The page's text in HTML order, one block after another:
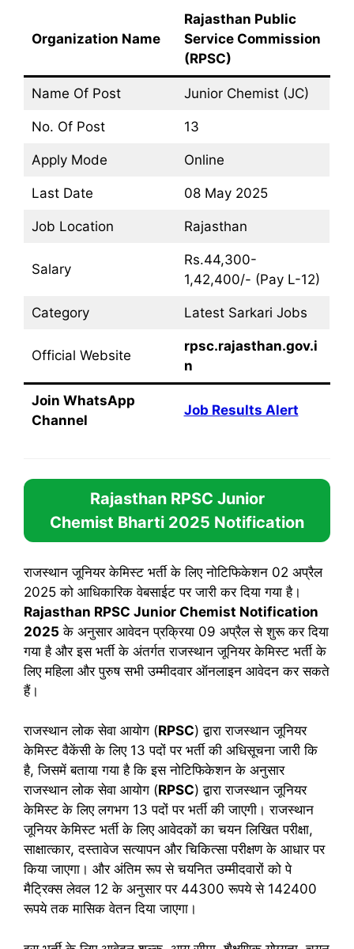
Organization Name
Rajasthan Public
Service Commission
(RPSC)
Name Of Post Junior Chemist (JC)
No. Of Post 13
Apply Mode Online
Last Date 08 May 2025
Job Location Rajasthan
Salary
Rs.44,300-
1,42,400/- (Pay L-12)
Category Latest Sarkari Jobs
Official Website
rpsc.rajasthan.gov.i
n
Join WhatsApp
Channel
Job Results Alert
Rajasthan RPSC Junior
Chemist Bharti 2025 Notification
राजस्थान जूनियर केमिस्ट भर्ती के लिए नोटिफिकेशन 02 अप्रैल
2025 को आधिकारिक वेबसाईट पर जारी कर दिया गया है।
Rajasthan RPSC Junior Chemist Notification
2025 के अनुसार आवेदन प्रक्रिया 09 अप्रैल से शुरू कर दिया
गया है और इस भर्ती के अंतर्गत राजस्थान जूनियर केमिस्ट भर्ती के
लिए महिला और पुरुष सभी उम्मीदवार ऑनलाइन आवेदन कर सकते
हैं।
राजस्थान लोक सेवा आयोग (RPSC) द्वारा राजस्थान जूनियर
केमिस्ट वैकेंसी के लिए 13 पदों पर भर्ती की अधिसूचना जारी कि
है, जिसमें बताया गया है कि इस नोटिफिकेशन के अनुसार
राजस्थान लोक सेवा आयोग (RPSC) द्वारा राजस्थान जूनियर
केमिस्ट के लिए लगभग 13 पदों पर भर्ती की जाएगी। राजस्थान
जूनियर केमिस्ट भर्ती के लिए आवेदकों का चयन लिखित परीक्षा,
साक्षात्कार, दस्तावेज सत्यापन और चिकित्सा परीक्षण के आधार पर
किया जाएगा। और अंतिम रूप से चयनित उम्मीदवारों को पे
मैट्रिक्स लेवल 12 के अनुसार पर 44300 रूपये से 142400
रूपये तक मासिक वेतन दिया जाएगा।